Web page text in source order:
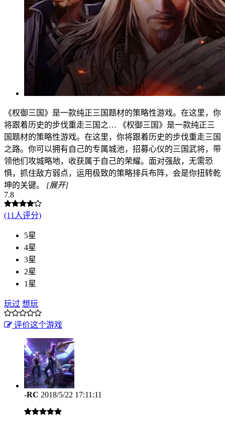
《权御三国》是一款纯正三国题材的策略性游戏。在这里，你
将跟着历史的步伐重走三国之…
《权御三国》是一款纯正三
国题材的策略性游戏。在这里，你将跟着历史的步伐重走三国
之路。你可以拥有自己的专属城池，招募心仪的三国武将，带
领他们攻城略地，收获属于自己的荣耀。面对强敌，无需恐
惧，抓住敌方弱点，运用极致的策略排兵布阵，会是你扭转乾
坤的关键。
[展开]
7.8
(11人评分)
5星
4星
3星
2星
1星
玩过 想玩
评价这个游戏
-RC 2018/5/22 17:11:11